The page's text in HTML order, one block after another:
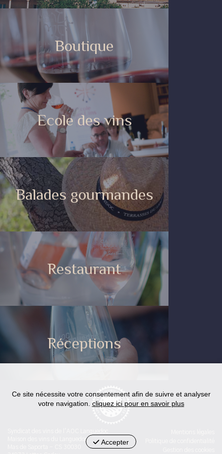
Boutique
Ecole des vins
Balades gourmandes
Restaurant
Réceptions
Maison des vins du Languedoc
Ce site nécessite votre consentement afin de suivre et analyser
votre navigation. cliquez ici pour en savoir plus
Accepter